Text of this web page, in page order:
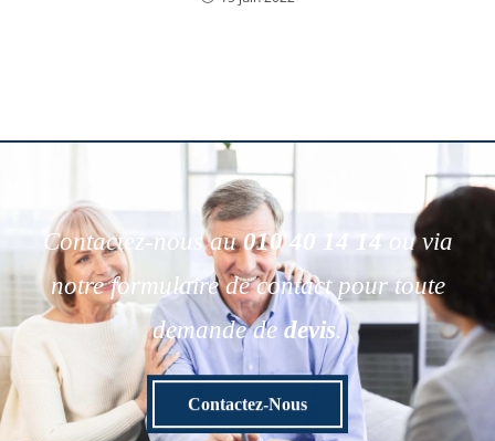
Contactez-nous au010 40 14 14
ou via
notre formulaire de contact pour toute
demande de devis.
Contactez-Nous